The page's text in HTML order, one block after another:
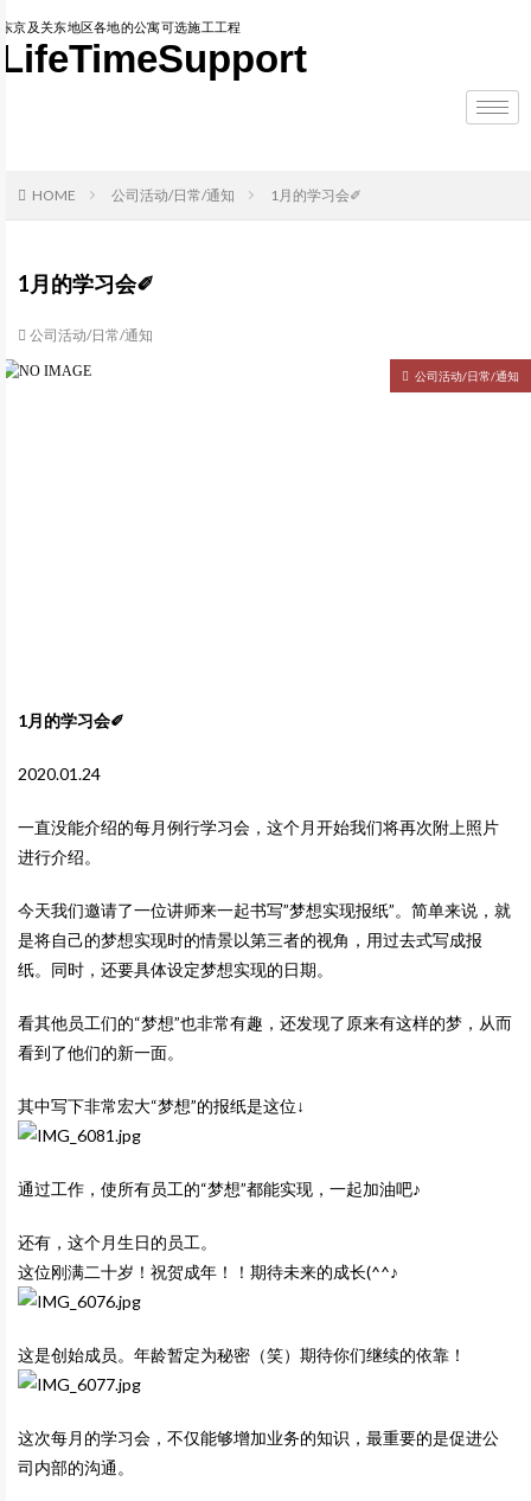
东京及关东地区各地的公寓可选施工工程
LifeTimeSupport
HOME 公司活动/日常/通知 1月的学习会✐
1月的学习会✐
公司活动/日常/通知
公司活动/日常/通知
1月的学习会✐
2020.01.24
一直没能介绍的每月例行学习会，这个月开始我们将再次附上照片
进行介绍。
今天我们邀请了一位讲师来一起书写”梦想实现报纸”。简单来说，就
是将自己的梦想实现时的情景以第三者的视角，用过去式写成报
纸。同时，还要具体设定梦想实现的日期。
看其他员工们的“梦想”也非常有趣，还发现了原来有这样的梦，从而
看到了他们的新一面。
其中写下非常宏大“梦想”的报纸是这位↓
通过工作，使所有员工的“梦想”都能实现，一起加油吧♪
还有，这个月生日的员工。
这位刚满二十岁！祝贺成年！！期待未来的成长(^^♪
这是创始成员。年龄暂定为秘密（笑）期待你们继续的依靠！
这次每月的学习会，不仅能够增加业务的知识，最重要的是促进公
司内部的沟通。